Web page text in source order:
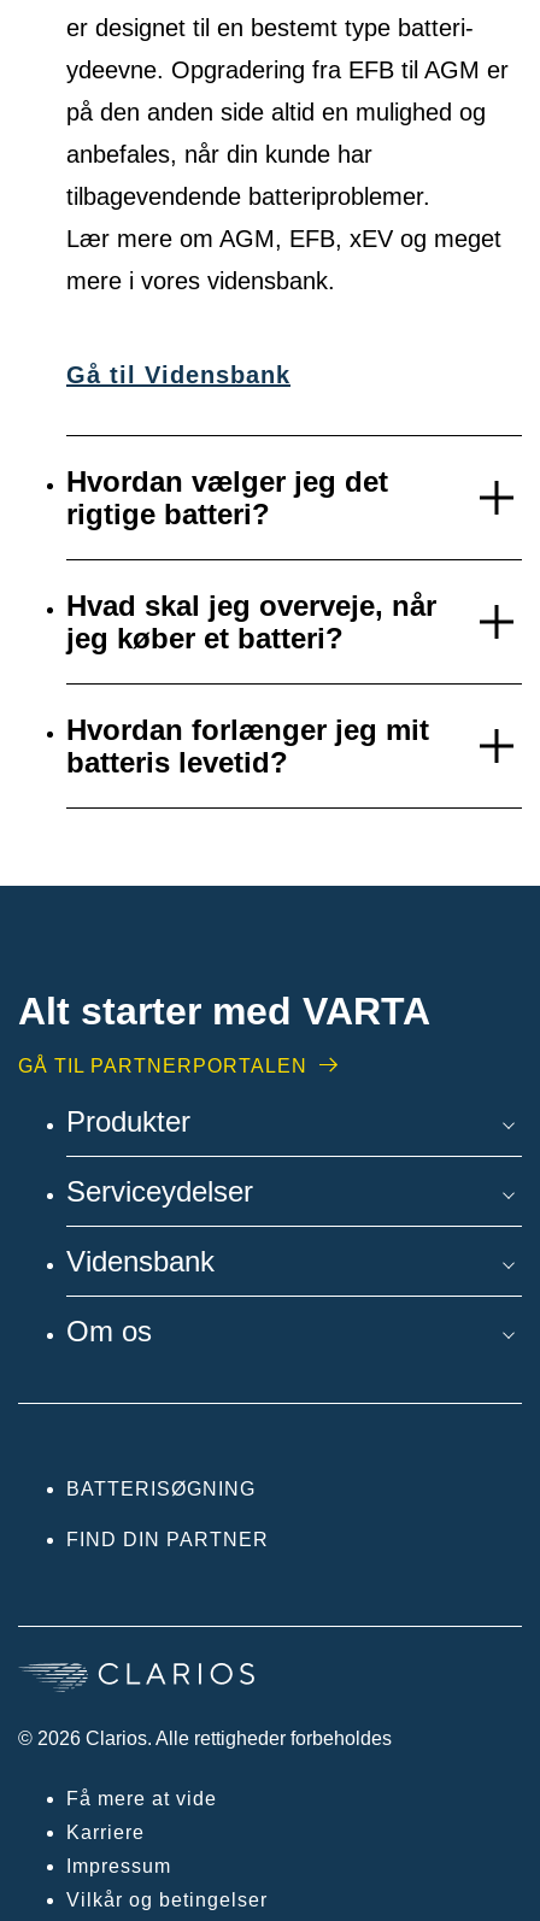
er designet til en bestemt type batteri-
ydeevne. Opgradering fra EFB til AGM er
på den anden side altid en mulighed og
anbefales, når din kunde har
tilbagevendende batteriproblemer.
Lær mere om AGM, EFB, xEV og meget
mere i vores vidensbank.
Gå til Vidensbank
Hvordan vælger jeg det
rigtige batteri?
Hvad skal jeg overveje, når
jeg køber et batteri?
Hvordan forlænger jeg mit
batteris levetid?
Alt starter med VARTA​
GÅ TIL PARTNERPORTALEN
Produkter
Serviceydelser
Vidensbank
Om os
BATTERISØGNING
FIND DIN PARTNER
© 2026 Clarios. Alle rettigheder forbeholdes
Få mere at vide
Karriere
Impressum
Vilkår og betingelser